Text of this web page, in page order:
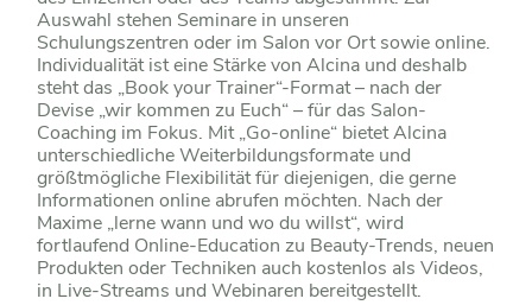
Auswahl stehen Seminare in unseren
Schulungszentren oder im Salon vor Ort sowie online.
Individualität ist eine Stärke von Alcina und deshalb
steht das „Book your Trainer“-Format – nach der
Devise „wir kommen zu Euch“ – für das Salon-
Coaching im Fokus. Mit „Go-online“ bietet Alcina
unterschiedliche Weiterbildungsformate und
größtmögliche Flexibilität für diejenigen, die gerne
Informationen online abrufen möchten. Nach der
Maxime „lerne wann und wo du willst“, wird
fortlaufend Online-Education zu Beauty-Trends, neuen
Produkten oder Techniken auch kostenlos als Videos,
in Live-Streams und Webinaren bereitgestellt.